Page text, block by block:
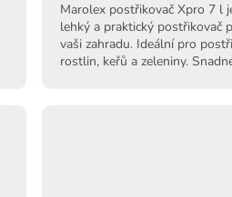
Marolex postřikovač Xpro 7 l
lehký a praktický postřikovač
vaši zahradu. Ideální pro
rostlin, keřů a zeleniny.